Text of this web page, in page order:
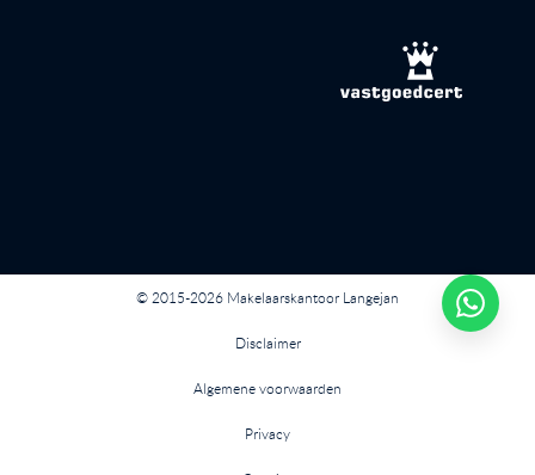
© 2015-2026 Makelaarskantoor Langejan
Disclaimer
Algemene voorwaarden
Privacy